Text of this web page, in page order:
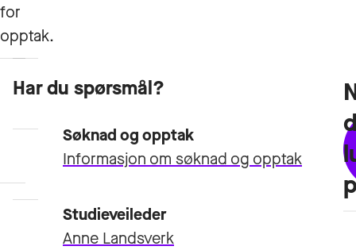
for
opptak.
Studieplan
og
emneplaner
Tilleggskrav
Opptakskrav
Har du spørsmål?
Søknad og opptak
Informasjon om søknad og opptak
Studieveileder
Anne Landsverk